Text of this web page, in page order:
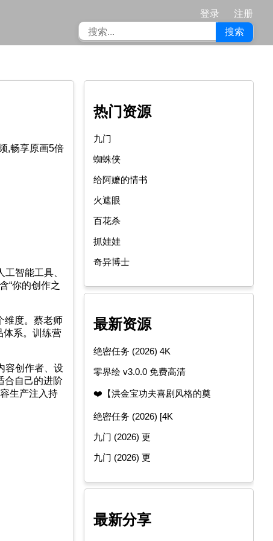
登录 注册
搜索
,畅享原画5倍
智能工具、
“你的创作之
维度。蔡老师
体系。训练营
容创作者、设
合自己的进阶
生产注入持
热门资源
九门
蜘蛛侠
给阿嬷的情书
火遮眼
百花杀
抓娃娃
奇异博士
最新资源
绝密任务 (2026) 4K
零界绘 v3.0.0 免费高清
❤️【‌洪金宝功夫喜剧风格的奠
绝密任务 (2026) [4K
九门 (2026) 更
九门 (2026) 更
最新分享